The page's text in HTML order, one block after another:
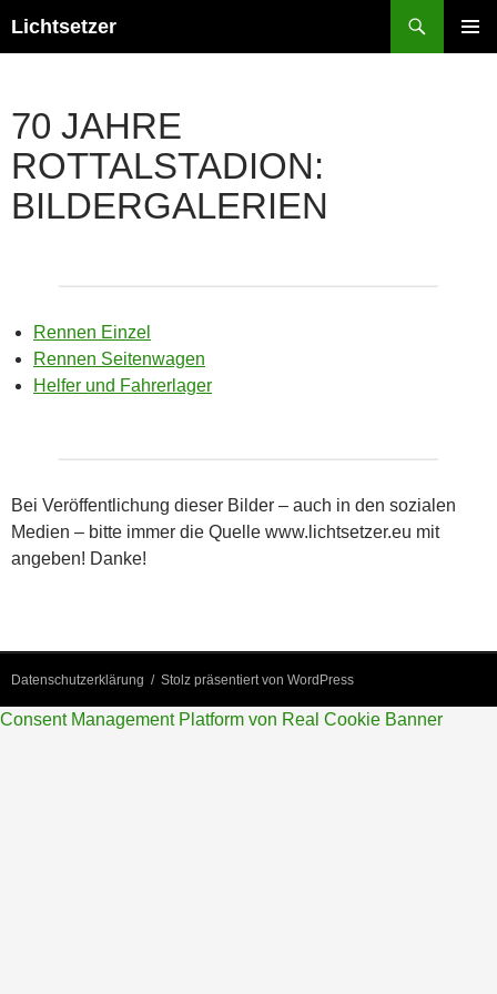
Inhalt
Lichtsetzer
70 JAHRE
ROTTALSTADION:
BILDERGALERIEN
Rennen Einzel
Rennen Seitenwagen
Helfer und Fahrerlager
Bei Veröffentlichung dieser Bilder – auch in den sozialen
Medien – bitte immer die Quelle www.lichtsetzer.eu mit
angeben! Danke!
Datenschutzerklärung Stolz präsentiert von WordPress
Consent Management Platform von Real Cookie Banner